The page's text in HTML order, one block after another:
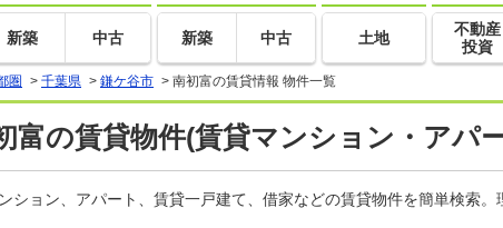
新築 中古 新築 中古 土地
不動産
投資
圏 > 千葉県 > 鎌ケ谷市 > 南初富の賃貸情報 物件一覧
富の賃貸物件(賃貸マンション・アパ
ション、アパート、賃貸一戸建て、借家などの賃貸物件を簡単検索